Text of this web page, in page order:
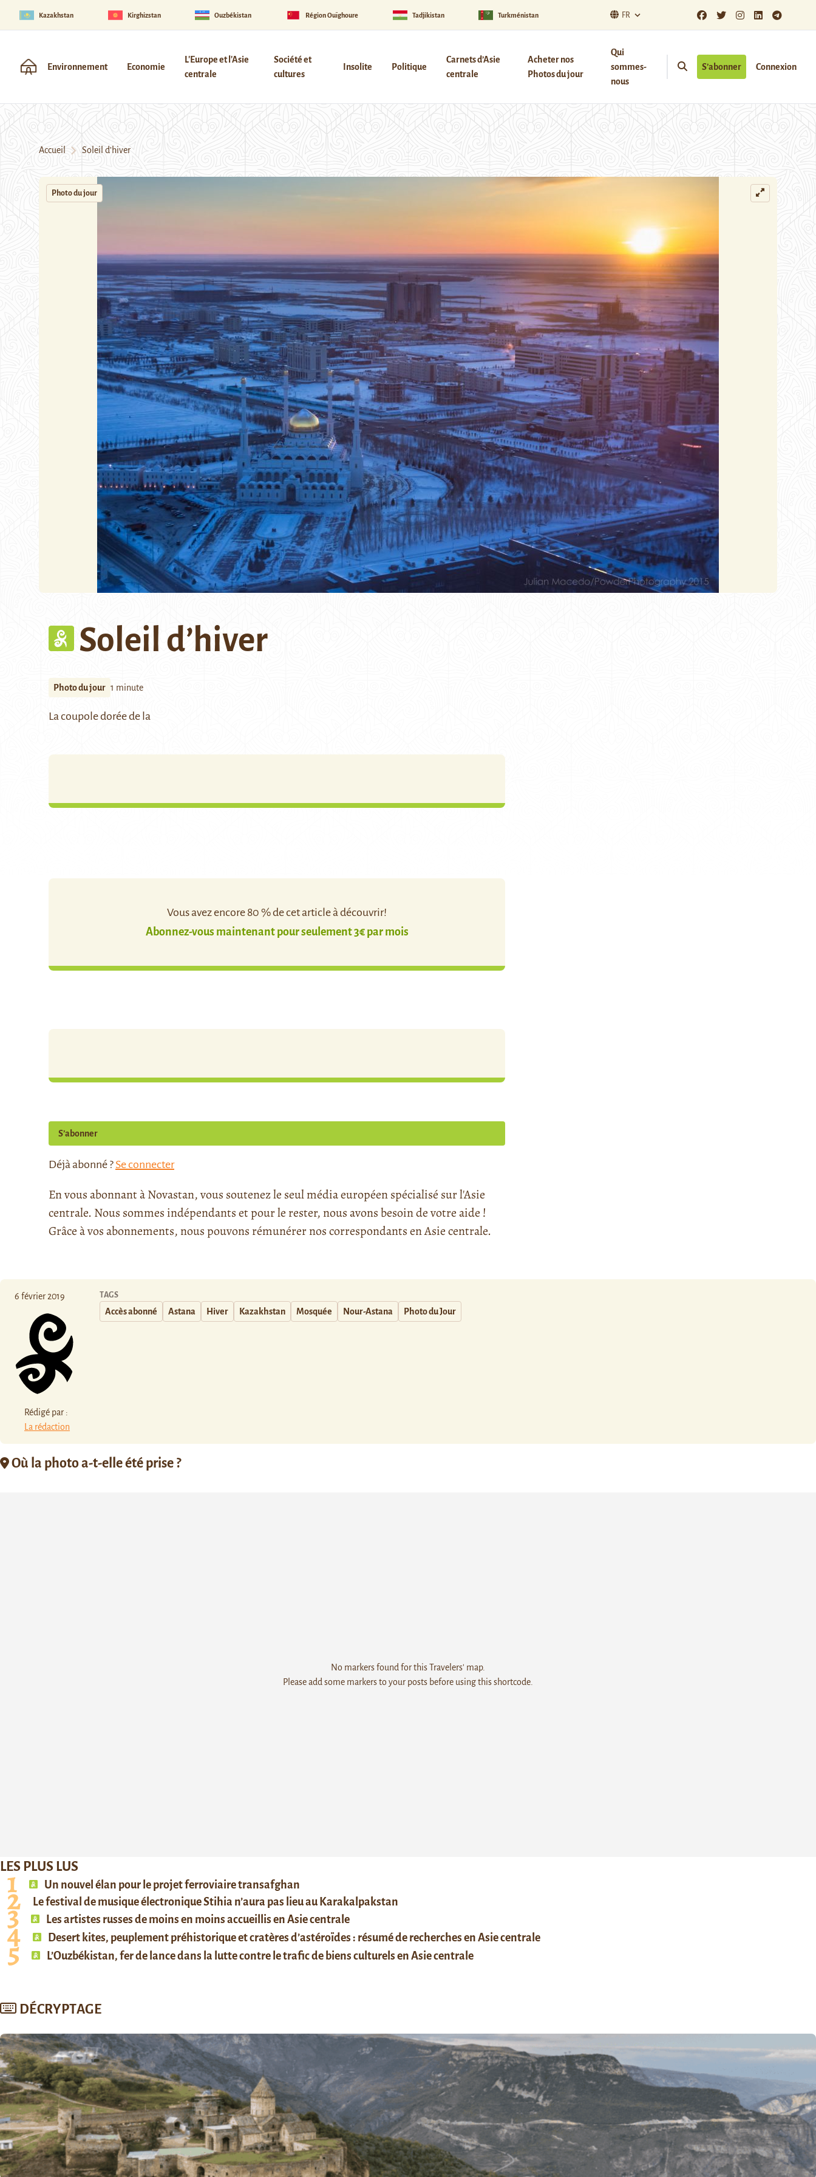
Kazakhstan Kirghizstan Ouzbékistan Région Ouïghoure Tadjikistan Turkménistan FR
Environnement Economie
L'Europe et l'Asie
centrale
Société et
cultures
Insolite Politique
Carnets d’Asie
centrale
Acheter nos
Photos du jour
Qui
sommes-
nous
S’abonner Connexion
Accueil Soleil d’hiver
Photo du jour
Soleil d’hiver
Photo du jour 1 minute
La coupole dorée de la
Vous avez encore 80 % de cet article à découvrir!
Abonnez-vous maintenant pour seulement 3€ par mois
S’abonner
Déjà abonné ? Se connecter
En vous abonnant à Novastan, vous soutenez le seul média européen spécialisé sur l'Asie
centrale. Nous sommes indépendants et pour le rester, nous avons besoin de votre aide !
Grâce à vos abonnements, nous pouvons rémunérer nos correspondants en Asie centrale.
6 février 2019
Rédigé par :
La rédaction
TAGS
Accès abonné Astana Hiver Kazakhstan Mosquée Nour-Astana Photo du Jour
Où la photo a-t-elle été prise ?
No markers found for this Travelers' map.
Please add some markers to your posts before using this shortcode.
LES PLUS LUS
Un nouvel élan pour le projet ferroviaire transafghan
Le festival de musique électronique Stihia n’aura pas lieu au Karakalpakstan
Les artistes russes de moins en moins accueillis en Asie centrale
Desert kites, peuplement préhistorique et cratères d’astéroïdes : résumé de recherches en Asie centrale
L’Ouzbékistan, fer de lance dans la lutte contre le trafic de biens culturels en Asie centrale
DÉCRYPTAGE